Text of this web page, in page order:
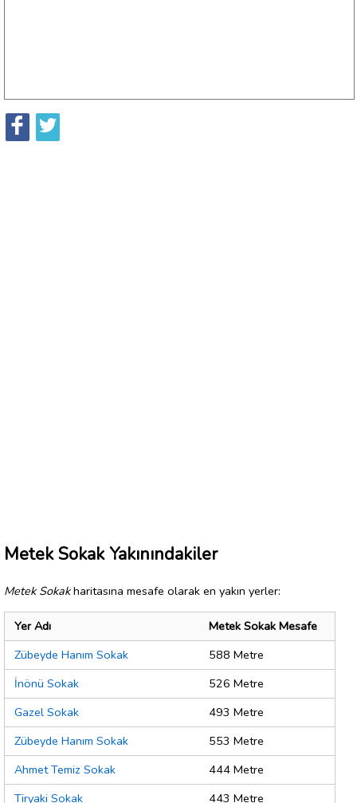
Metek Sokak Yakınındakiler
Metek Sokakharitasına mesafe olarak en yakın yerler:
Yer Adı
Metek Sokak Mesafe
Zübeyde Hanım Sokak
588 Metre
İnönü Sokak
526 Metre
Gazel Sokak
493 Metre
Zübeyde Hanım Sokak
553 Metre
Ahmet Temiz Sokak
444 Metre
Tiryaki Sokak
443 Metre